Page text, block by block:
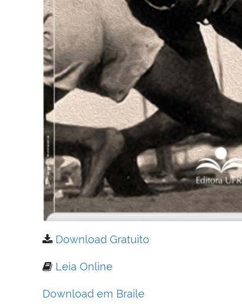
Download Gratuito
Leia Online
Download em Braile